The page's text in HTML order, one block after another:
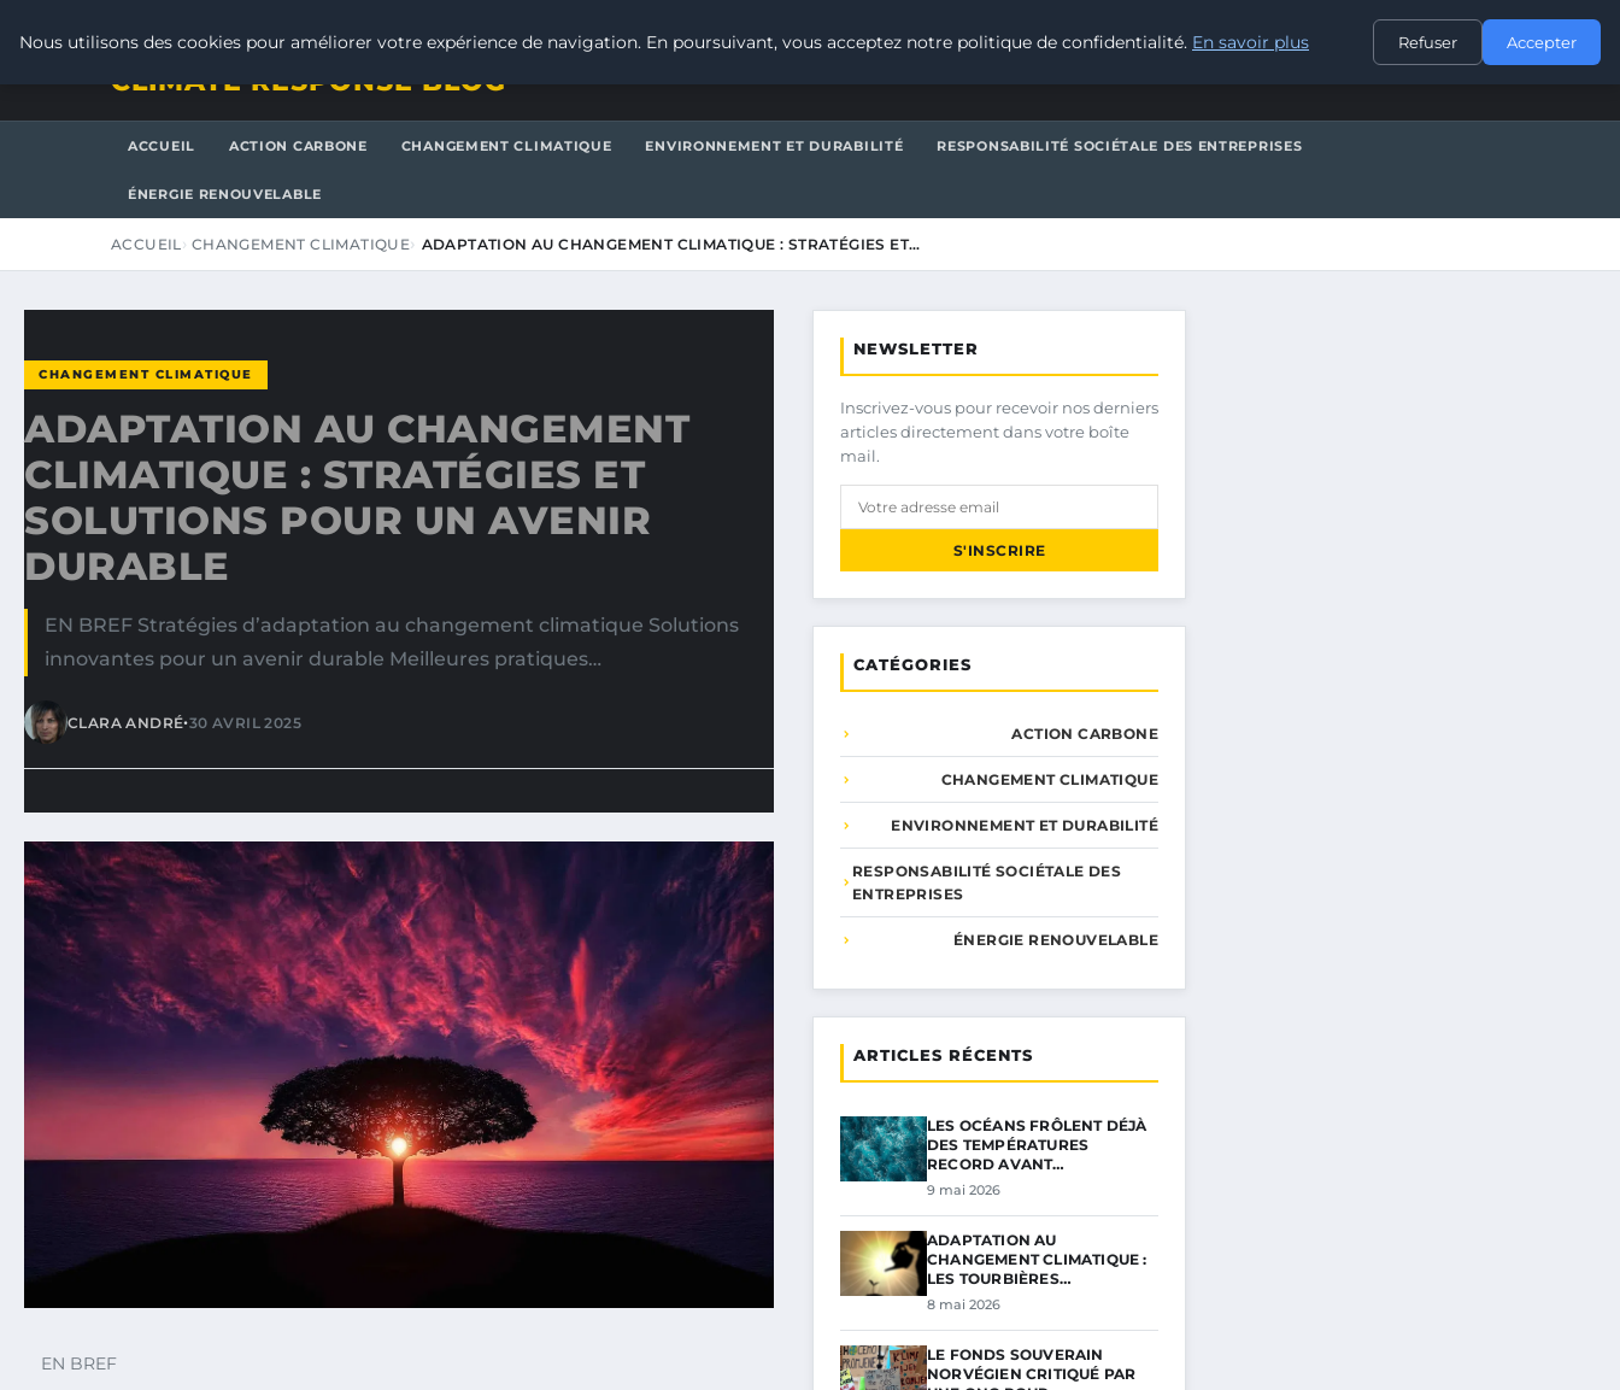
CONTACT
CLIMATE RESPONSE BLOG
ACCUEIL ACTION CARBONE CHANGEMENT CLIMATIQUE ENVIRONNEMENT ET DURABILITÉ RESPONSABILITÉ SOCIÉTALE DES ENTREPRISES
ÉNERGIE RENOUVELABLE
ACCUEIL CHANGEMENT CLIMATIQUE ADAPTATION AU CHANGEMENT CLIMATIQUE : STRATÉGIES ET…
CHANGEMENT CLIMATIQUE
ADAPTATION AU CHANGEMENT
CLIMATIQUE : STRATÉGIES ET
SOLUTIONS POUR UN AVENIR
DURABLE
EN BREF Stratégies d’adaptation au changement climatique Solutions
innovantes pour un avenir durable Meilleures pratiques…
CLARA ANDRÉ•30 AVRIL 2025
EN BREF
NEWSLETTER
Inscrivez-vous pour recevoir nos derniers
articles directement dans votre boîte
mail.
S'INSCRIRE
CATÉGORIES
ACTION CARBONE
CHANGEMENT CLIMATIQUE
ENVIRONNEMENT ET DURABILITÉ
RESPONSABILITÉ SOCIÉTALE DES
ENTREPRISES
ÉNERGIE RENOUVELABLE
ARTICLES RÉCENTS
LES OCÉANS FRÔLENT DÉJÀ
DES TEMPÉRATURES
RECORD AVANT…
9 mai 2026
ADAPTATION AU
CHANGEMENT CLIMATIQUE :
LES TOURBIÈRES…
8 mai 2026
LE FONDS SOUVERAIN
NORVÉGIEN CRITIQUÉ PAR
Nous utilisons des cookies pour améliorer votre expérience de navigation. En poursuivant, vous acceptez notre politique de confidentialité. En savoir plus Refuser Accepter